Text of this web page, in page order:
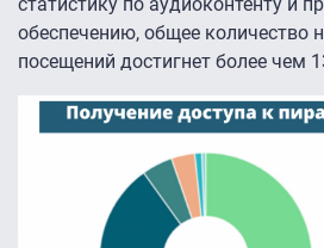
обеспечению, общее количество
посещений достигнет более чем